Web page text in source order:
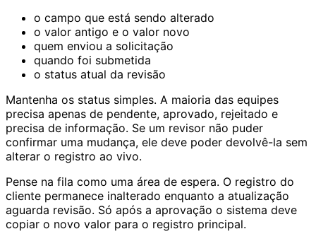
o campo que está sendo alterado
o valor antigo e o valor novo
quem enviou a solicitação
quando foi submetida
o status atual da revisão
Mantenha os status simples. A maioria das equipes
precisa apenas de pendente, aprovado, rejeitado e
precisa de informação. Se um revisor não puder
confirmar uma mudança, ele deve poder devolvê-la sem
alterar o registro ao vivo.
Pense na fila como uma área de espera. O registro do
cliente permanece inalterado enquanto a atualização
aguarda revisão. Só após a aprovação o sistema deve
copiar o novo valor para o registro principal.